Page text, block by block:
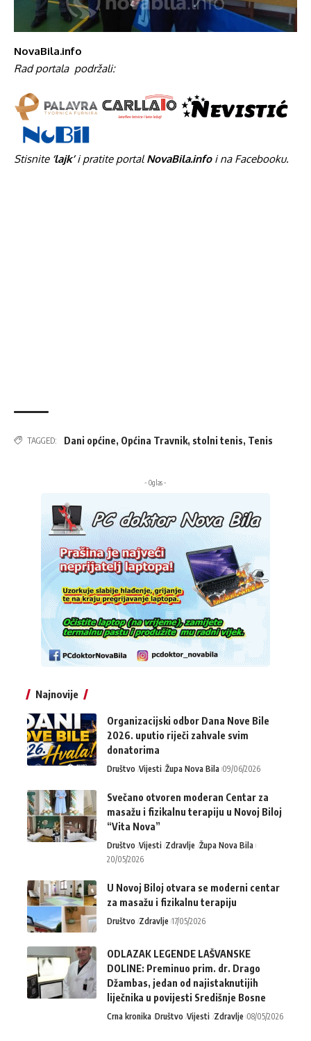
NovaBila.info
Rad portala podržali:
Stisnite ‘lajk’i pratite portal NovaBila.infoi na Facebooku.
TAGGED: Dani općine, Općina Travnik, stolni tenis, Tenis
- Oglas -
Najnovije
Organizacijski odbor Dana Nove Bile
2026. uputio riječi zahvale svim
donatorima
Društvo Vijesti Župa Nova Bila 09/06/2026
Svečano otvoren moderan Centar za
masažu i fizikalnu terapiju u Novoj Biloj
“Vita Nova”
Društvo Vijesti Zdravlje Župa Nova Bila
20/05/2026
U Novoj Biloj otvara se moderni centar
za masažu i fizikalnu terapiju
Društvo Zdravlje 17/05/2026
ODLAZAK LEGENDE LAŠVANSKE
DOLINE: Preminuo prim. dr. Drago
Džambas, jedan od najistaknutijih
liječnika u povijesti Središnje Bosne
Crna kronika Društvo Vijesti Zdravlje 08/05/2026